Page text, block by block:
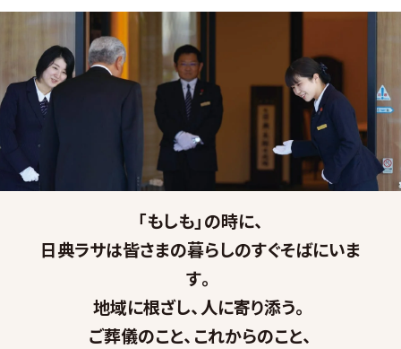
「もしも」の時に、
日典ラサは皆さまの暮らしのすぐそばにいま
す。
地域に根ざし、人に寄り添う。
ご葬儀のこと、これからのこと、